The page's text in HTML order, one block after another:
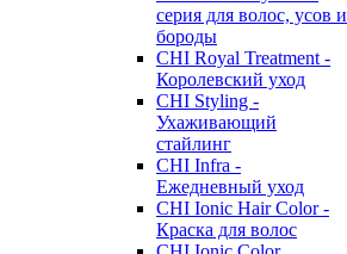
серия для волос, усов и
бороды
CHI Royal Treatment -
Королевский уход
CHI Styling -
Ухаживающий
стайлинг
CHI Infra -
Ежедневный уход
CHI Ionic Hair Color -
Краска для волос